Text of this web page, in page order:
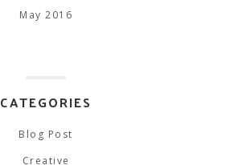
May 2016
CATEGORIES
Blog Post
Creative